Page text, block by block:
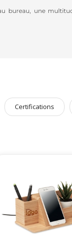
bureau, une
du
Certifications